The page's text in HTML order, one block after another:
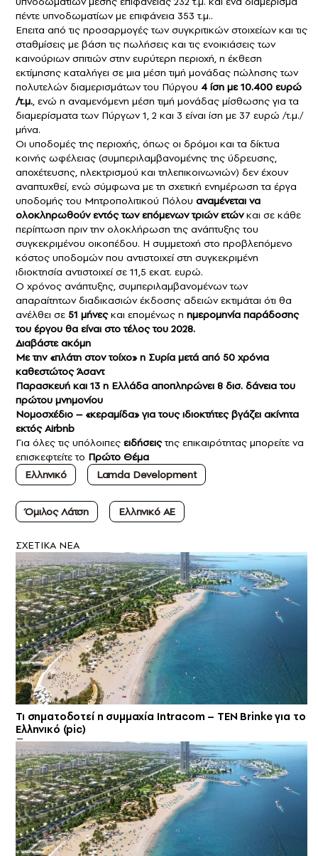
πέντε υπνοδωματίων με επιφάνεια 353 τ.μ..
Επειτα από τις προσαρμογές των συγκριτικών στοιχείων και τις
σταθμίσεις με βάση τις πωλήσεις και τις ενοικιάσεις των
καινούριων σπιτιών στην ευρύτερη περιοχή, η έκθεση
εκτίμησης καταλήγει σε μια μέση τιμή μονάδας πώλησης των
πολυτελών διαμερισμάτων του Πύργου 4 ίση με 10.400 ευρώ
/τ.μ., ενώ η αναμενόμενη μέση τιμή μονάδας μίσθωσης για τα
διαμερίσματα των Πύργων 1, 2 και 3 είναι ίση με 37 ευρώ /τ.μ./
μήνα.
Οι υποδομές της περιοχής, όπως οι δρόμοι και τα δίκτυα
κοινής ωφέλειας (συμπεριλαμβανομένης της ύδρευσης,
αποχέτευσης, ηλεκτρισμού και τηλεπικοινωνιών) δεν έχουν
αναπτυχθεί, ενώ σύμφωνα με τη σχετική ενημέρωση τα έργα
υποδομής του Μητροπολιτικού Πόλου αναμένεται να
ολοκληρωθούν εντός των επόμενων τριών ετώνκαι σε κάθε
περίπτωση πριν την ολοκλήρωση της ανάπτυξης του
συγκεκριμένου οικοπέδου. Η συμμετοχή στο προβλεπόμενο
κόστος υποδομών που αντιστοιχεί στη συγκεκριμένη
ιδιοκτησία αντιστοιχεί σε 11,5 εκατ. ευρώ.
Ο χρόνος ανάπτυξης, συμπεριλαμβανομένων των
απαραίτητων διαδικασιών έκδοσης αδειών εκτιμάται ότι θα
ανέλθει σε 51 μήνεςκαι επομένως η ημερομηνία παράδοσης
του έργου θα είναι στο τέλος του 2028.
Διαβάστε ακόμη
Με την «πλάτη στον τοίχο» η Συρία μετά από 50 χρόνια
καθεστώτος Άσαντ
Παρασκευή και 13 η Ελλάδα αποπληρώνει 8 δισ. δάνεια του
πρώτου μνημονίου
Νομοσχέδιο – «κεραμίδα» για τους ιδιοκτήτες βγάζει ακίνητα
εκτός Airbnb
Για όλες τις υπόλοιπες ειδήσεις της επικαιρότητας μπορείτε να
επισκεφτείτε το Πρώτο Θέμα
Ελληνικό
Lamda Development
Όμιλος Λάτση Ελληνικό ΑΕ
ΣXETIKA NEA
Τι σηματοδοτεί η συμμαχία Intracom – TEN Brinke για το
Ελληνικό (pic)